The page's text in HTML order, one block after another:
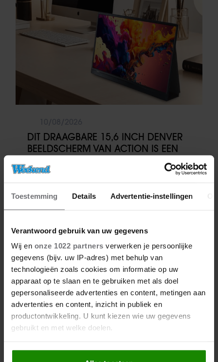
Toestemming Details Advertentie-instellingen
Verantwoord gebruik van uw gegevens
Wij en onze 1022 partners verwerken je persoonlijke
gegevens (bijv. uw IP-adres) met behulp van
technologieën zoals cookies om informatie op uw
apparaat op te slaan en te gebruiken met als doel
gepersonaliseerde advertenties en content, metingen aan
advertenties en content, inzicht in publiek en
productontwikkeling. U kunt kiezen wie uw gegevens
gebruikt en met welke doelen.
Als u het toestaat, willen we ook graag:
DIT DRAAGBARE 15,6 INCH DENVER
BEELDSCHERM VAN ACTION IS EEN
THUISWERKERS ÉN BINGE-WATCHERS
Meer van Redactie